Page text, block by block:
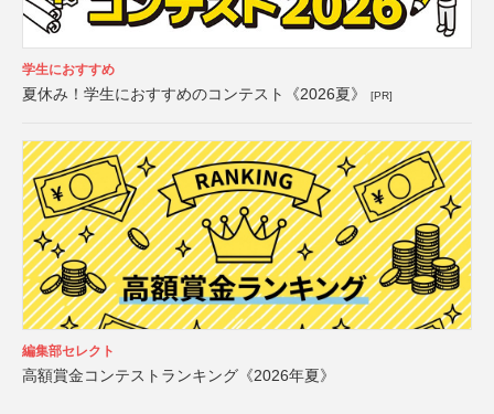
学生におすすめ
夏休み！学生におすすめのコンテスト《2026夏》 [PR]
編集部セレクト
高額賞金コンテストランキング《2026年夏》